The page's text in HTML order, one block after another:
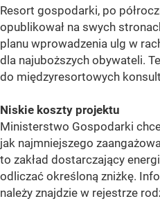
Resort gospodarki, po
opublikował na swych
planu wprowadzenia ulg w
dla najuboższych obywateli.
do międzyresortowych
Niskie koszty projektu
Ministerstwo Gospodarki
jak najmniejszego
to zakład dostarczający
odliczać określoną zniżkę.
należy znajdzie w rejestrze